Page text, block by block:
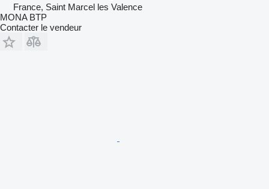
France, Saint Marcel les Valence
MONA BTP
Contacter le vendeur